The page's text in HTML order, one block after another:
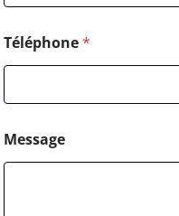
Téléphone*
Message